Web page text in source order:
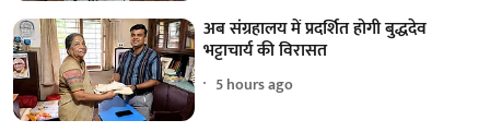
अब संग्रहालय में प्रदर्शित होगी बुद्धदेव
भट्टाचार्य की विरासत
5 hours ago